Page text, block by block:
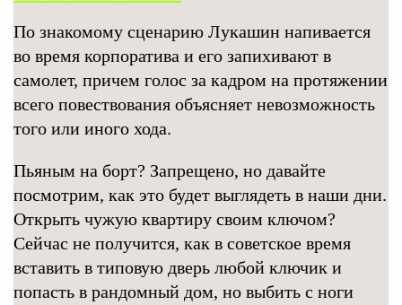
По знакомому сценарию Лукашин напивается
во время корпоратива и его запихивают в
самолет, причем голос за кадром на протяжении
всего повествования объясняет невозможность
того или иного хода.
Пьяным на борт? Запрещено, но давайте
посмотрим, как это будет выглядеть в наши дни.
Открыть чужую квартиру своим ключом?
Сейчас не получится, как в советское время
вставить в типовую дверь любой ключик и
попасть в рандомный дом, но выбить с ноги